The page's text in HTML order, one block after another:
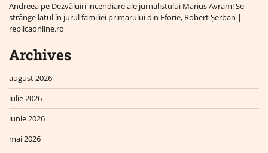
Andreea pe Dezvăluiri incendiare ale jurnalistului Marius Avram! Se
strânge lațul în jurul familiei primarului din Eforie, Robert Șerban |
replicaonline.ro
Archives
august 2026
iulie 2026
iunie 2026
mai 2026